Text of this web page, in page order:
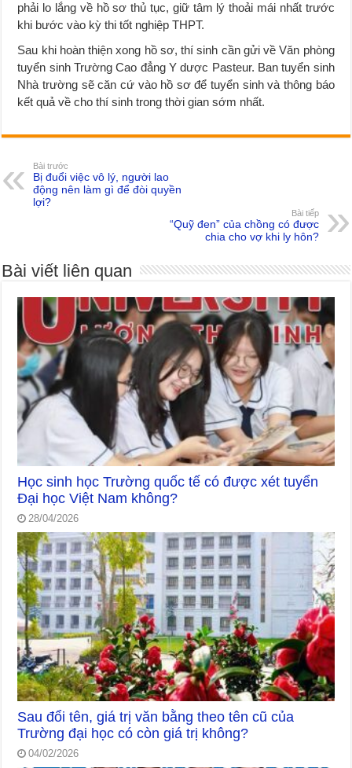
phải lo lắng về hồ sơ thủ tục, giữ tâm lý thoải mái nhất trước
khi bước vào kỳ thi tốt nghiệp THPT.
Sau khi hoàn thiện xong hồ sơ, thí sinh cần gửi về Văn phòng
tuyển sinh Trường Cao đẳng Y dược Pasteur. Ban tuyển sinh
Nhà trường sẽ căn cứ vào hồ sơ để tuyển sinh và thông báo
kết quả về cho thí sinh trong thời gian sớm nhất.
Bài trước
Bị đuổi việc vô lý, người lao
động nên làm gì để đòi quyền
lợi?
Bài tiếp
“Quỹ đen” của chồng có được
chia cho vợ khi ly hôn?
Bài viết liên quan
Học sinh học Trường quốc tế có được xét tuyển
Đại học Việt Nam không?
28/04/2026
Sau đổi tên, giá trị văn bằng theo tên cũ của
Trường đại học có còn giá trị không?
04/02/2026